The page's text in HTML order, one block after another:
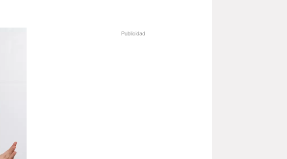
Publicidad